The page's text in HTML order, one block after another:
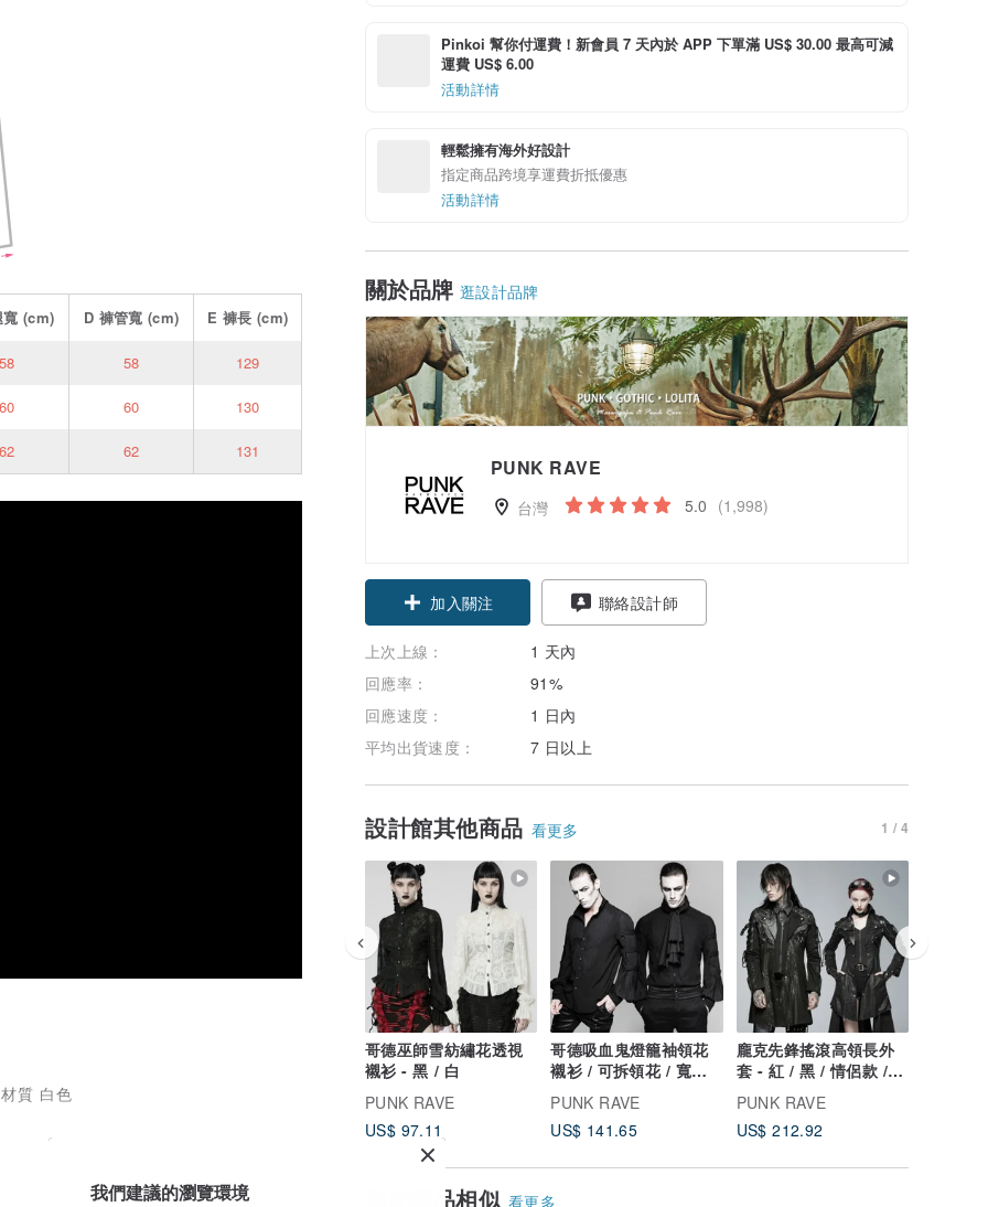
Pinkoi 幫你付運費！新會員 7 天內於 APP 下單滿 US$ 30.00 最高可減
運費 US$ 6.00
活動詳情
輕鬆擁有海外好設計
指定商品跨境享運費折抵優惠
活動詳情
關於品牌 逛設計品牌
PUNK RAVE
台灣 5.0 (1,998)
領優惠券
加入關注
聯絡設計師
上次上線：
1 天內
回應率：
91%
回應速度：
1 日內
平均出貨速度：
7 日以上
設計館其他商品 看更多 1 / 4
哥德巫師雪紡繡花透視
襯衫 - 黑 / 白
PUNK RAVE
US$ 97.11
哥德吸血鬼燈籠袖領花
襯衫 / 可拆領花 / 寬鬆
版型
PUNK RAVE
US$ 141.65
龐克先鋒搖滾高領長外
套 - 紅 / 黑 / 情侶款 /
假兩件設計
PUNK RAVE
US$ 212.92
與此商品相似 看更多
(cm) D 褲管寬 (cm) E 褲長 (cm)
58 129
60 130
62 131
我們建議的瀏覽環境